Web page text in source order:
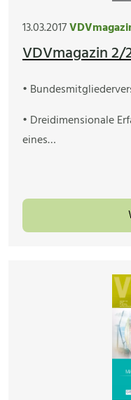
13.03.2017
VDVmagazin 2/
•
• Dreidimensionale
eines…